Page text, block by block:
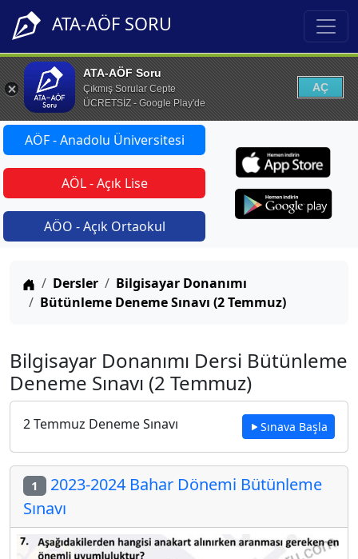
ATA-AÖF SORU
ATA-AÖF Soru
Çıkmış Sorular Cepte
ÜCRETSİZ - Google Play'de
AÇ
AÖF - Anadolu Üniversitesi
AÖL - Açık Lise
AÖO - Açık Ortaokul
Anasayfa
Dersler
Bilgisayar Donanımı
Bütünleme Deneme Sınavı (2 Temmuz)
Bilgisayar Donanımı Dersi Bütünleme
Deneme Sınavı (2 Temmuz)
2 Temmuz Deneme Sınavı Sınava Başla
1 2023-2024 Bahar Dönemi Bütünleme
Sınavı